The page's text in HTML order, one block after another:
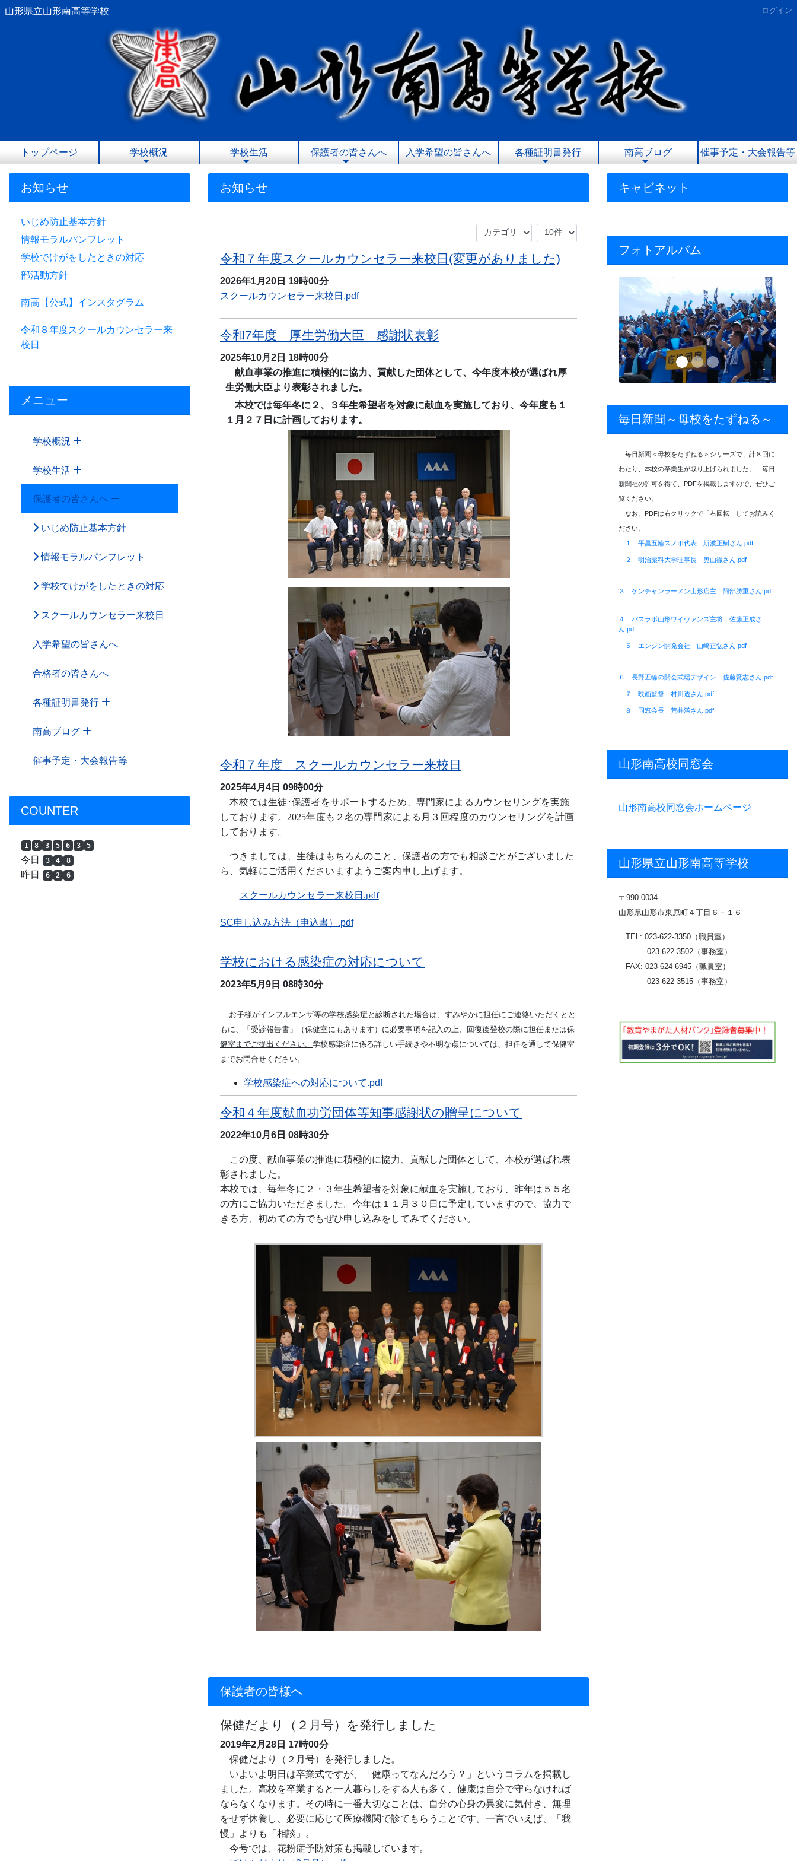
山形県立山形南高等学校 ログイン
トップページ 学校概況 学校生活 保護者の皆さんへ 入学希望の皆さんへ 各種証明書発行 南高ブログ 催事予定・大会報告等
お知らせ
いじめ防止基本方針
情報モラルパンフレット
学校でけがをしたときの対応
部活動方針
南高【公式】インスタグラム
令和８年度スクールカウンセラー来
校日
メニュー
学校概況
学校生活
保護者の皆さんへ
いじめ防止基本方針
情報モラルパンフレット
学校でけがをしたときの対応
スクールカウンセラー来校日
入学希望の皆さんへ
合格者の皆さんへ
各種証明書発行
南高ブログ
催事予定・大会報告等
COUNTER
1 8 3 5 6 3 5
今日 3 4 8
昨日 6 2 6
お知らせ
令和７年度スクールカウンセラー来校日(変更がありました)
2026年1月20日 19時00分
スクールカウンセラー来校日.pdf
令和7年度 厚生労働大臣 感謝状表彰
2025年10月2日 18時00分
献血事業の推進に積極的に協力、貢献した団体として、今年度本校が選ばれ厚
生労働大臣より表彰されました。
本校では毎年冬に２、３年生希望者を対象に献血を実施しており、今年度も１
１月２７日に計画しております。
令和７年度 スクールカウンセラー来校日
2025年4月4日 09時00分
本校では生徒･保護者をサポートするため、専門家によるカウンセリングを実施
しております。 2025年度も２名の専門家による月３回程度のカウンセリングを計画
しております。
つきましては、生徒はもちろんのこと、保護者の方でも相談ごとがございました
ら、気軽にご活用くださいますようご案内申し上げます。
スクールカウンセラー来校日.pdf
SC申し込み方法（申込書）.pdf
学校における感染症の対応について
2023年5月9日 08時30分
お子様がインフルエンザ等の学校感染症と診断された場合は、 すみやかに担任にご連絡いただくとと
もに、「受診報告書」（保健室にもあります）に必要事項を記入の上、回復後登校の際に担任または保
健室までご提出ください。 学校感染症に係る詳しい手続きや不明な点については、担任を通して保健室
までお問合せください。
学校感染症への対応について.pdf
令和４年度献血功労団体等知事感謝状の贈呈について
2022年10月6日 08時30分
この度、献血事業の推進に積極的に協力、貢献した団体として、本校が選ばれ表
彰されました。
本校では、毎年冬に２・３年生希望者を対象に献血を実施しており、昨年は５５名
の方にご協力いただきました。今年は１１月３０日に予定していますので、協力で
きる方、初めての方でもぜひ申し込みをしてみてください。
保護者の皆様へ
保健だより（２月号）を発行しました
2019年2月28日 17時00分
保健だより（２月号）を発行しました。
いよいよ明日は卒業式ですが、「健康ってなんだろう？」というコラムを掲載し
ました。高校を卒業すると一人暮らしをする人も多く、健康は自分で守らなければ
ならなくなります。その時に一番大切なことは、自分の心身の異変に気付き、無理
をせず休養し、必要に応じて医療機関で診てもらうことです。一言でいえば、「我
慢」よりも「相談」。
今号では、花粉症予防対策も掲載しています。
キャビネット
フォトアルバム
Previous Next
毎日新聞～母校をたずねる～
毎日新聞＜母校をたずねる＞シリーズで、計８回に
わたり、本校の卒業生が取り上げられました。 毎日
新聞社の許可を得て、PDFを掲載しますので、ぜひご
覧ください。
なお、PDFは右クリックで「右回転」してお読みく
ださい。
１ 平昌五輪スノボ代表 斯波正樹さん.pdf
２ 明治薬科大学理事長 奥山徹さん.pdf
３ ケンチャンラーメン山形店主 阿部勝重さん.pdf
４ パスラボ山形ワイヴァンズ主将 佐藤正成さ
ん.pdf
５ エンジン開発会社 山崎正弘さん.pdf
６ 長野五輪の開会式場デザイン 佐藤賢志さん.pdf
７ 映画監督 村川透さん.pdf
８ 同窓会長 荒井満さん.pdf
山形南高校同窓会
山形南高校同窓会ホームページ
山形県立山形南高等学校
〒 990-0034
山形県山形市東原町４丁目６－１６
TEL: 023-622-3350（職員室）
023-622-3502（事務室）
FAX: 023-624-6945（職員室）
023-622-3515（事務室）